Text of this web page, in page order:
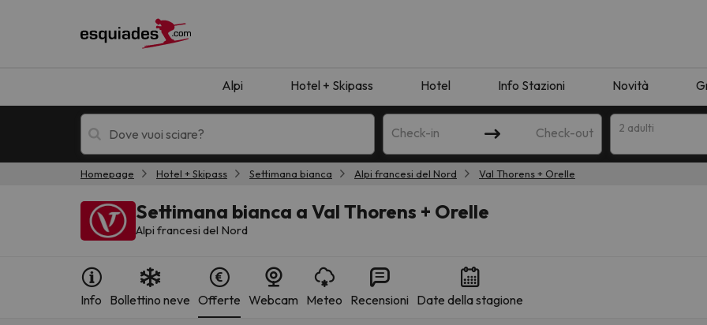
Alpi Hotel + Skipass Hotel Info Stazioni Novità
Check-in Check-out 2 adulti
Hotel + skipass Hotel di montagna
Homepage Hotel + Skipass Settimana bianca Alpi francesi del Nord Val Thorens + Orelle
Settimana bianca a Val Thorens + Orelle
Alpi francesi del Nord
Info Bollettino neve Offerte Webcam Meteo Recensioni Date della stagione